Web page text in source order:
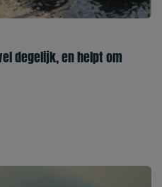
degelijk, en helpt om